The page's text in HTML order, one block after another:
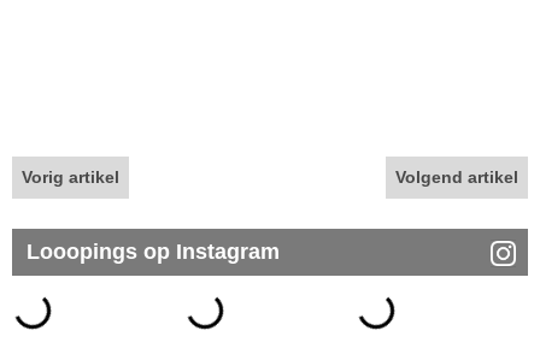
Vorig artikel Volgend artikel
Looopings op Instagram